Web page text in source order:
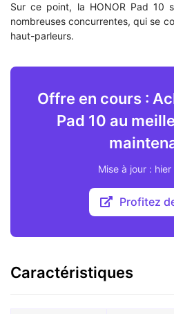
Sur ce point, la HONOR Pad 10
nombreuses concurrentes, qui se
haut-parleurs.
Offre en cours :
Pad 10 au
Mise à jour :
Profitez
Caractéristiques